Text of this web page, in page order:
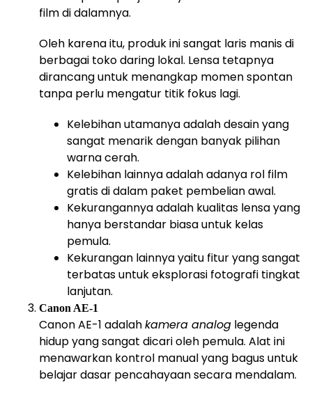
film di dalamnya.
Oleh karena itu, produk ini sangat laris manis di
berbagai toko daring lokal. Lensa tetapnya
dirancang untuk menangkap momen spontan
tanpa perlu mengatur titik fokus lagi.
Kelebihan utamanya adalah desain yang
sangat menarik dengan banyak pilihan
warna cerah.
Kelebihan lainnya adalah adanya rol film
gratis di dalam paket pembelian awal.
Kekurangannya adalah kualitas lensa yang
hanya berstandar biasa untuk kelas
pemula.
Kekurangan lainnya yaitu fitur yang sangat
terbatas untuk eksplorasi fotografi tingkat
lanjutan.
Canon AE-1
Canon AE-1 adalahkamera analog legenda
hidup yang sangat dicari oleh pemula. Alat ini
menawarkan kontrol manual yang bagus untuk
belajar dasar pencahayaan secara mendalam.